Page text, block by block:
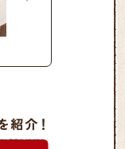
きゃべつ饅頭ごま風味